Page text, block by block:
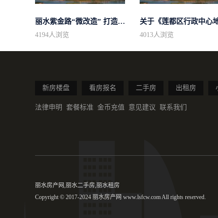
丽水紫金路“微改造” 打造绣球花街景
4194人浏览 4013人浏览
新房楼盘 看房报名 二手房 出租房
法律申明 套餐标准 金币充值 意见建议 联系我们
丽水房产网,丽水二手房,丽水租房
Copyright © 2017-2024 丽水房产网 www.lsfcw.com All rights reserved.